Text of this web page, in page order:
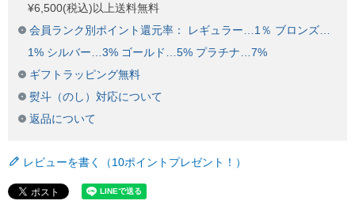
¥6,500(税込)以上送料無料
会員ランク別ポイント還元率： レギュラー…1％ ブロンズ…
1% シルバー…3% ゴールド…5% プラチナ…7%
ギフトラッピング無料
熨斗（のし）対応について
返品について
レビューを書く（10ポイントプレゼント！）